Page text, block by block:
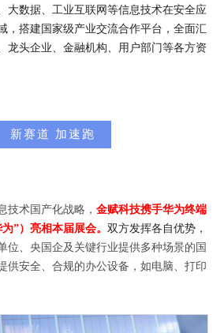
大数据、工业互联网等信息技术在安全应
，搭建国家级产业交流合作平台，全面汇
龙头企业、金融机构、用户部门等各方资
新赛道 加速跑‍
技术国产化战略， 金赋科技携手华为终端
”）亮相本届展会。 双方发挥各自优势，
位、央国企及关键行业提供多种场景的国
供安全、合规的办公设备，如电脑、打印